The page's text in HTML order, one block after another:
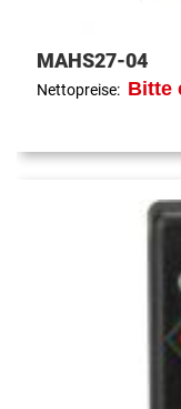
MAHS27-04
Nettopreise: Bitte